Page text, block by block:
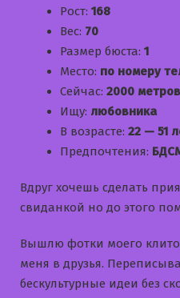
Рост: 168
Вес: 70
Размер бюста: 1
Место: по номеру
Сейчас: 2000
Ищу: любовника
В возрасте: 22 — 51
Предпочтения:
Вдруг хочешь сделать
свиданкой но до этого
Вышлю фотки моего
меня в друзья.
бескультурные идеи без